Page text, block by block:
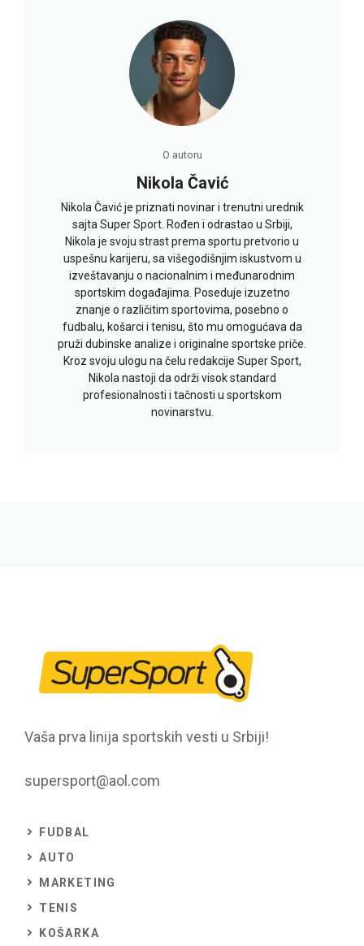
O autoru
Nikola Čavić
Nikola Čavić je priznati novinar i trenutni urednik
sajta Super Sport. Rođen i odrastao u Srbiji,
Nikola je svoju strast prema sportu pretvorio u
uspešnu karijeru, sa višegodišnjim iskustvom u
izveštavanju o nacionalnim i međunarodnim
sportskim događajima. Poseduje izuzetno
znanje o različitim sportovima, posebno o
fudbalu, košarci i tenisu, što mu omogućava da
pruži dubinske analize i originalne sportske priče.
Kroz svoju ulogu na čelu redakcije Super Sport,
Nikola nastoji da održi visok standard
profesionalnosti i tačnosti u sportskom
novinarstvu.
Vaša prva linija sportskih vesti u Srbiji!
supersport@aol.com
FUDBAL
AUTO
MARKETING
TENIS
KOŠARKA